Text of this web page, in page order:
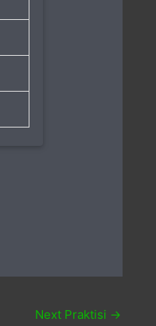
Next Praktisi →